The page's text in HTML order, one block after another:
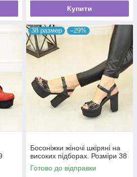
Купити
38 размер –29%
Босоніжки жіночі шкіряні на
високих підборах. Розміри 38
Готово до відправки